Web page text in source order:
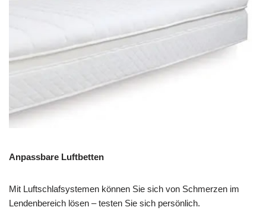
Anpassbare Luftbetten
Mit Luftschlafsystemen können Sie sich von Schmerzen im
Lendenbereich lösen – testen Sie sich persönlich.